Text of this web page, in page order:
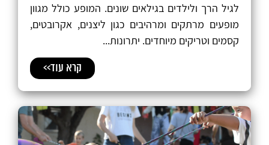
לגיל הרך ולילדים בגילאים שונים. המופע כולל מגוון
מופעים מרתקים ומרהיבים כגון ליצנים, אקרובטים,
קסמים וטריקים מיוחדים. יתרונות...
קרא עוד>>